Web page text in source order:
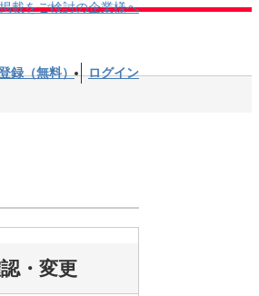
掲載をご検討の企業様へ
録（無料） ログイン
・変更